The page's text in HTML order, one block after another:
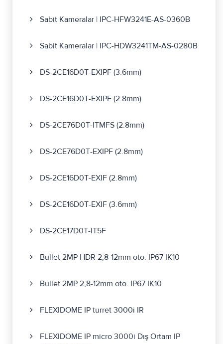
Sabit Kameralar | IPC-HFW3241E-AS-0360B
Sabit Kameralar | IPC-HDW3241TM-AS-0280B
DS-2CE16D0T-EXIPF (3.6mm)
DS-2CE16D0T-EXIPF (2.8mm)
DS-2CE76D0T-ITMFS (2.8mm)
DS-2CE76D0T-EXIPF (2.8mm)
DS-2CE16D0T-EXIF (2.8mm)
DS-2CE16D0T-EXIF (3.6mm)
DS-2CE17D0T-IT5F
Bullet 2MP HDR 2,8-12mm oto. IP67 IK10
Bullet 2MP 2,8-12mm oto. IP67 IK10
FLEXIDOME IP turret 3000i IR
FLEXIDOME IP micro 3000i Dış Ortam IP